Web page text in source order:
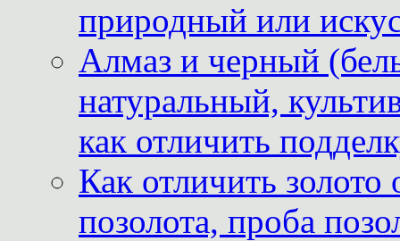
природный или
Алмаз и черный
натуральный,
как отличить
Как отличить
позолота, проба